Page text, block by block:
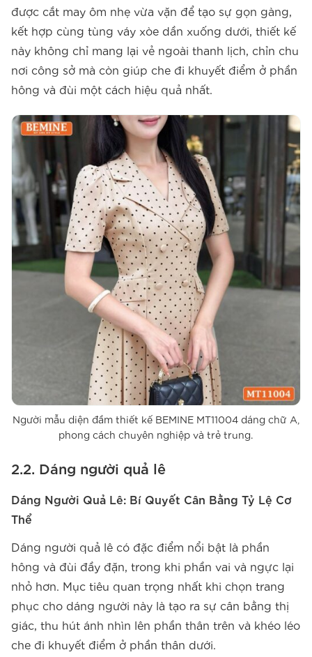
được cắt may ôm nhẹ vừa vặn để tạo sự gọn gàng,
kết hợp cùng tùng váy xòe dần xuống dưới, thiết kế
này không chỉ mang lại vẻ ngoài thanh lịch, chỉn chu
nơi công sở mà còn giúp che đi khuyết điểm ở phần
hông và đùi một cách hiệu quả nhất.
Người mẫu diện đầm thiết kế BEMINE MT11004 dáng chữ A,
phong cách chuyên nghiệp và trẻ trung.
2.2. Dáng người quả lê
Dáng Người Quả Lê: Bí Quyết Cân Bằng Tỷ Lệ Cơ
Thể
Dáng người quả lê có đặc điểm nổi bật là phần
hông và đùi đầy đặn, trong khi phần vai và ngực lại
nhỏ hơn. Mục tiêu quan trọng nhất khi chọn trang
phục cho dáng người này là tạo ra sự cân bằng thị
giác, thu hút ánh nhìn lên phần thân trên và khéo léo
che đi khuyết điểm ở phần thân dưới.